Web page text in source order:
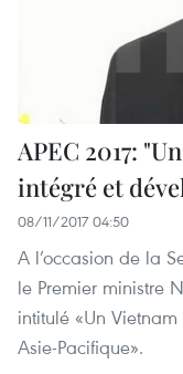
APEC 2017:
intégré et
08/11/2017 04:50
A l’occasion de la
le Premier ministre
intitulé «Un
Asie-Pacifique».